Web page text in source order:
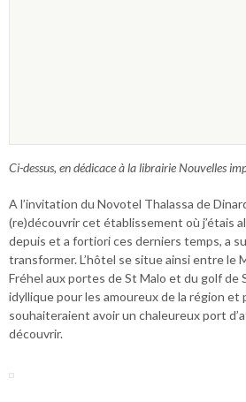
Ci-dessus, en dédicace à la librairie Nouvelles
A l’invitation du Novotel Thalassa de
(re)découvrir cet établissement où j’étais
depuis et a fortiori ces derniers temps, a
transformer. L’hôtel se situe ainsi entre le
Fréhel aux portes de St Malo et du golf de
idyllique pour les amoureux de la région et
souhaiteraient avoir un chaleureux port
découvrir.